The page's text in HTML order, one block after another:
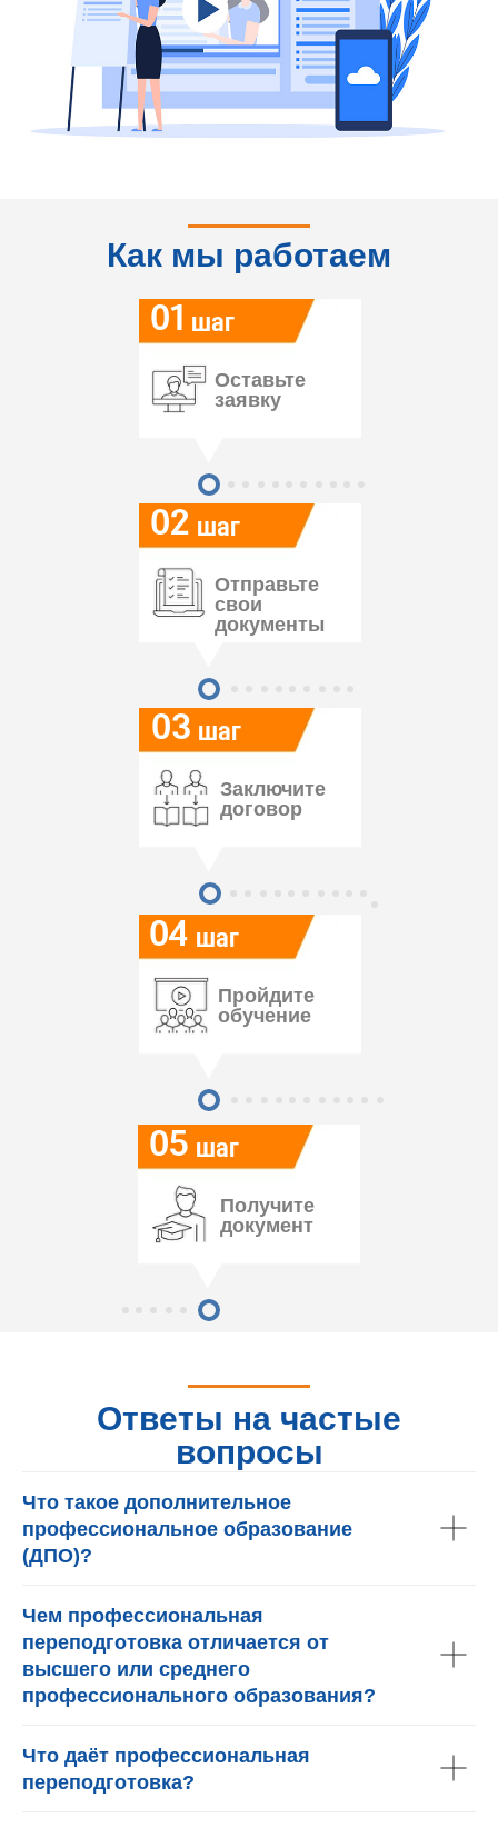
Как мы работаем
05
04
03
02
01
Оставьте
заявку
шаг
шаг
шаг
шаг
шаг
Отправьте
свои
документы
Заключите
договор
Пройдите
обучение
Получите
документ
Ответы на частые
вопросы
Что такое дополнительное
профессиональное образование
(ДПО)?
Чем профессиональная
переподготовка отличается от
высшего или среднего
профессионального образования?
Что даёт профессиональная
переподготовка?